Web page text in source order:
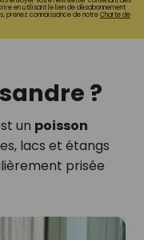
en utilisant le lien de désabonnement
prenez connaissance de notreCharte de
?
un poisson
lacs et étangs
prisée